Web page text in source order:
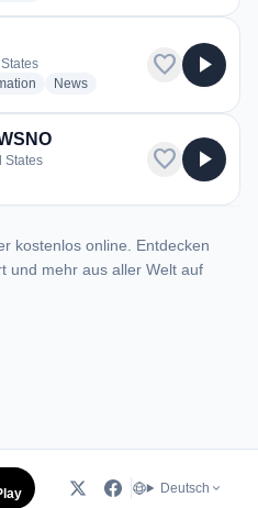
radio stations
Newsradio stations
favorite play_arrow
States
favorite play_arrow
kostenlos online. Entdecken
und mehr aus aller Welt auf
Deutsch